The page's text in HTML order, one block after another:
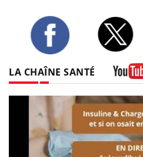
LA CHAÎNE SANTÉ